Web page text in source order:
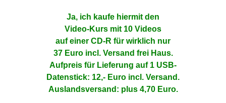
Ja, ich kaufe hiermit den
Video-Kurs mit 10 Videos
auf einer CD-R für wirklich nur
37 Euro incl. Versand frei Haus.
Aufpreis für Lieferung auf 1 USB-
Datenstick: 12,- Euro incl. Versand.
Auslandsversand: plus 4,70 Euro.